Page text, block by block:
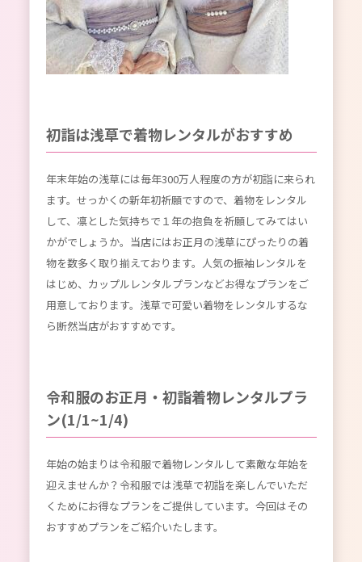
初詣は浅草で着物レンタルがおすすめ
年末年始の浅草には毎年300万人程度の方が初詣に来られ
ます。せっかくの新年初祈願ですので、着物をレンタル
して、凛とした気持ちで１年の抱負を祈願してみてはい
かがでしょうか。当店にはお正月の浅草にぴったりの着
物を数多く取り揃えております。人気の振袖レンタルを
はじめ、カップルレンタルプランなどお得なプランをご
用意しております。浅草で可愛い着物をレンタルするな
ら断然当店がおすすめです。
令和服のお正月・初詣着物レンタルプラ
ン(1/1~1/4)
年始の始まりは令和服で着物レンタルして素敵な年始を
迎えませんか？令和服では浅草で初詣を楽しんでいただ
くためにお得なプランをご提供しています。今回はその
おすすめプランをご紹介いたします。